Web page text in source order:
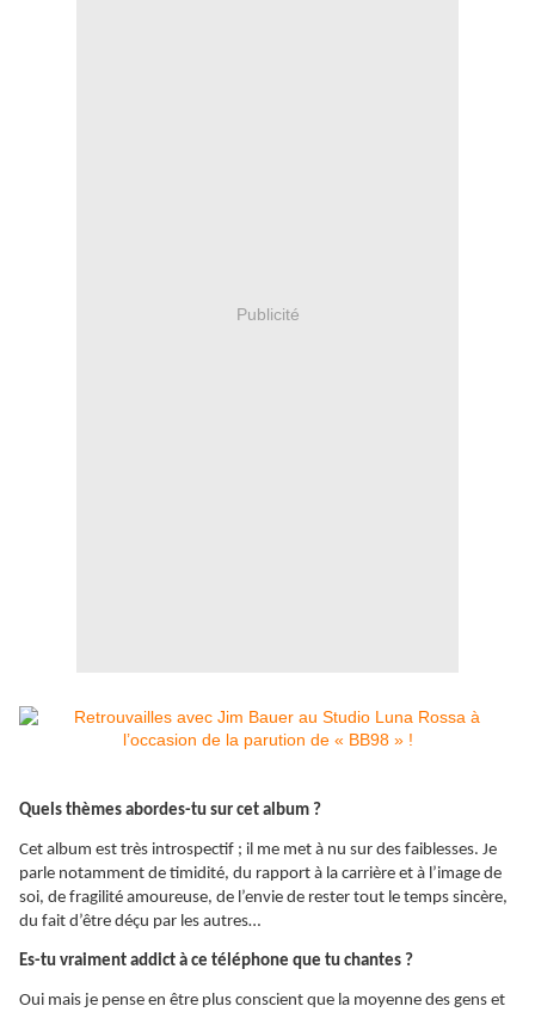
Publicité
Quels thèmes abordes-tu sur cet album ?
Cet album est très introspectif ; il me met à nu sur des faiblesses. Je
parle notamment de timidité, du rapport à la carrière et à l’image de
soi, de fragilité amoureuse, de l’envie de rester tout le temps sincère,
du fait d’être déçu par les autres…
Es-tu vraiment addict à ce téléphone que tu chantes ?
Oui mais je pense en être plus conscient que la moyenne des gens et